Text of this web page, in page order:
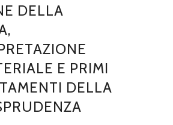
DELLA
E PRIMI
DELLA